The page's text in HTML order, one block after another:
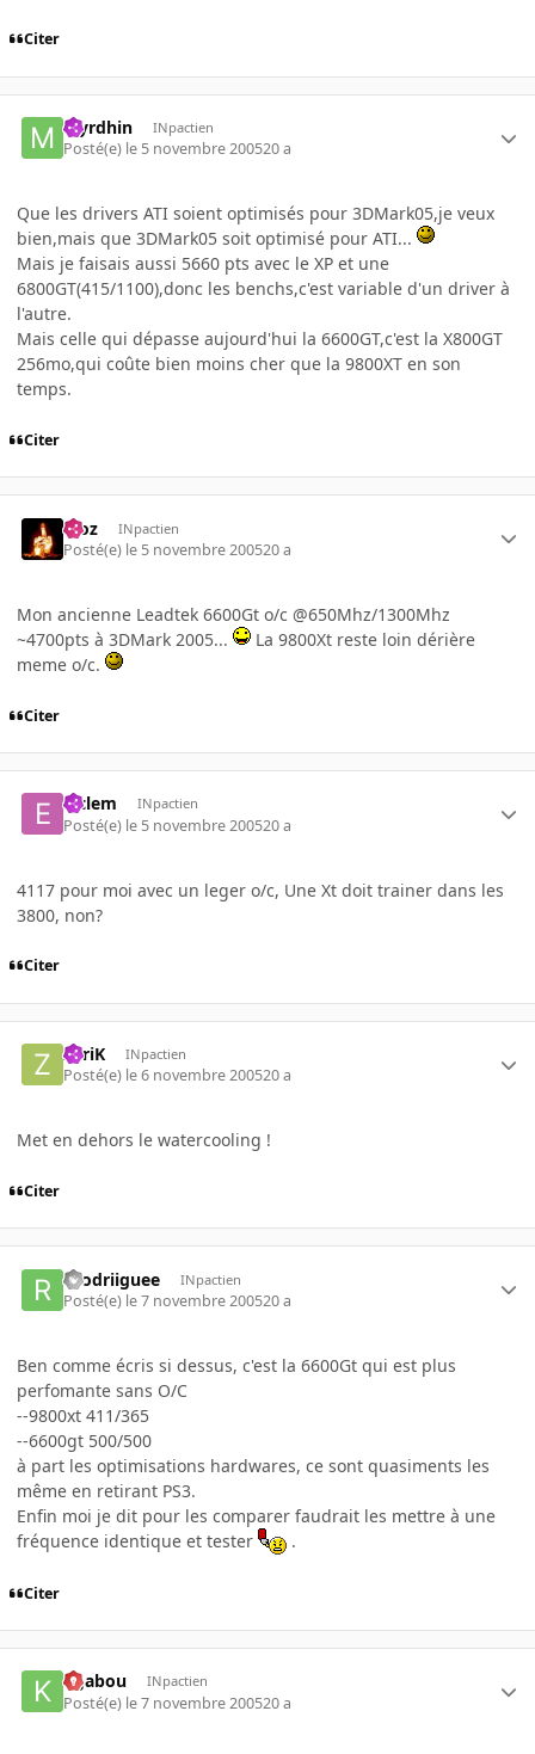
Citer
Myrdhin INpactien
Posté(e) le 5 novembre 200520 a
Que les drivers ATI soient optimisés pour 3DMark05,je veux
bien,mais que 3DMark05 soit optimisé pour ATI...
Mais je faisais aussi 5660 pts avec le XP et une
6800GT(415/1100),donc les benchs,c'est variable d'un driver à
l'autre.
Mais celle qui dépasse aujourd'hui la 6600GT,c'est la X800GT
256mo,qui coûte bien moins cher que la 9800XT en son
temps.
Citer
Moz INpactien
Posté(e) le 5 novembre 200520 a
Mon ancienne Leadtek 6600Gt o/c @650Mhz/1300Mhz
~4700pts à 3DMark 2005...
La 9800Xt reste loin dérière
meme o/c.
Citer
elclem INpactien
Posté(e) le 5 novembre 200520 a
4117 pour moi avec un leger o/c, Une Xt doit trainer dans les
3800, non?
Citer
ZyriK INpactien
Posté(e) le 6 novembre 200520 a
Met en dehors le watercooling !
Citer
roodriiguee INpactien
Posté(e) le 7 novembre 200520 a
Ben comme écris si dessus, c'est la 6600Gt qui est plus
perfomante sans O/C
--9800xt 411/365
--6600gt 500/500
à part les optimisations hardwares, ce sont quasiments les
même en retirant PS3.
Enfin moi je dit pour les comparer faudrait les mettre à une
fréquence identique et tester
.
Citer
kgabou INpactien
Posté(e) le 7 novembre 200520 a